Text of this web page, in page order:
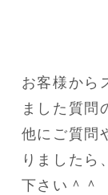
お客様から
ました質問
他にご質問
りましたら
下さい＾＾